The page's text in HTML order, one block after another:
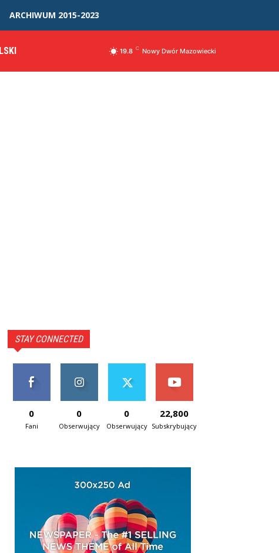
ARCHIWUM 2015-2023
19.8 C Nowy Dwór Mazowiecki
STAY CONNECTED
0
Fani
0
Obserwujący
0
Obserwujący
22,800
Subskrybujący